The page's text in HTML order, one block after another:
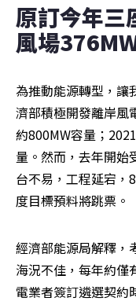
原訂今年三
風場
為推動能源轉型，讓
濟部積極開發離岸風
約800MW容量；
量。然而，去年開始
台不易，工程延宕，
度目標預料將跳票。
經濟部能源局解釋，
海況不佳，每年約僅
電業者簽訂遴選契約